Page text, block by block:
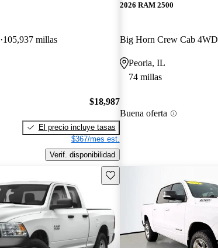
105,937 millas
$18,987
El precio incluye tasas
$367/mes est.
Verif. disponibilidad
2026 RAM 2500
Big Horn Crew Cab 4WD
Peoria, IL
74 millas
Buena oferta
Guarda este Aviso